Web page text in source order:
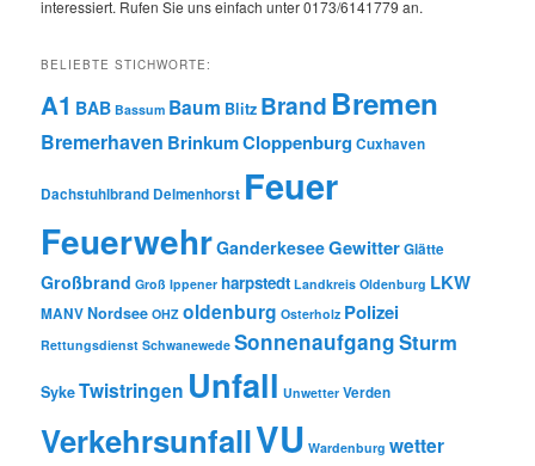
interessiert. Rufen Sie uns einfach unter 0173/6141779 an.
BELIEBTE STICHWORTE:
A1 BAB Bassum Baum Blitz Brand Bremen
Bremerhaven BrinkumCloppenburg Cuxhaven
Dachstuhlbrand Delmenhorst Feuer
FeuerwehrGanderkeseeGewitterGlätte
Großbrand Groß Ippener harpstedt Landkreis Oldenburg LKW
MANVNordsee OHZ oldenburg Osterholz Polizei
Rettungsdienst Schwanewede SonnenaufgangSturm
SykeTwistringen Unfall Unwetter Verden
VerkehrsunfallVU Wardenburg wetter